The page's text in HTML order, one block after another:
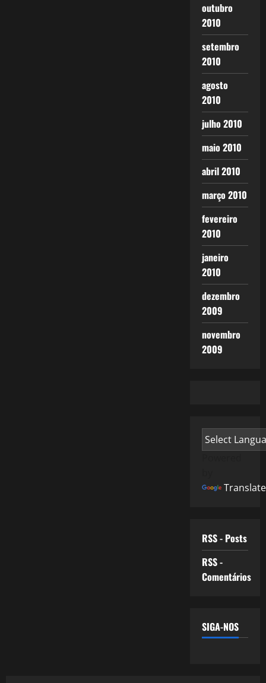
outubro
2010
setembro
2010
agosto
2010
julho 2010
maio 2010
abril 2010
março 2010
fevereiro
2010
janeiro
2010
dezembro
2009
novembro
2009
Translate
RSS - Posts
RSS -
Comentários
SIGA-NOS